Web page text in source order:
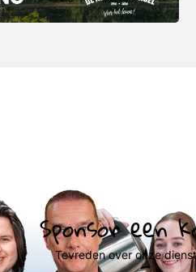
Sponsor een
Tevreden over onze